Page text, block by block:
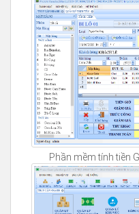
Phần mềm tính tiền